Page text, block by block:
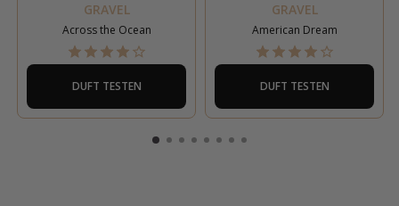
GRAVEL
Across the Ocean
DUFT TESTEN
GRAVEL
American Dream
DUFT TESTEN